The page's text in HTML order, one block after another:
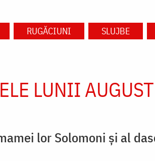
RUGĂCIUNI SLUJBE
LUNII AUGUST
lor Solomoni şi al